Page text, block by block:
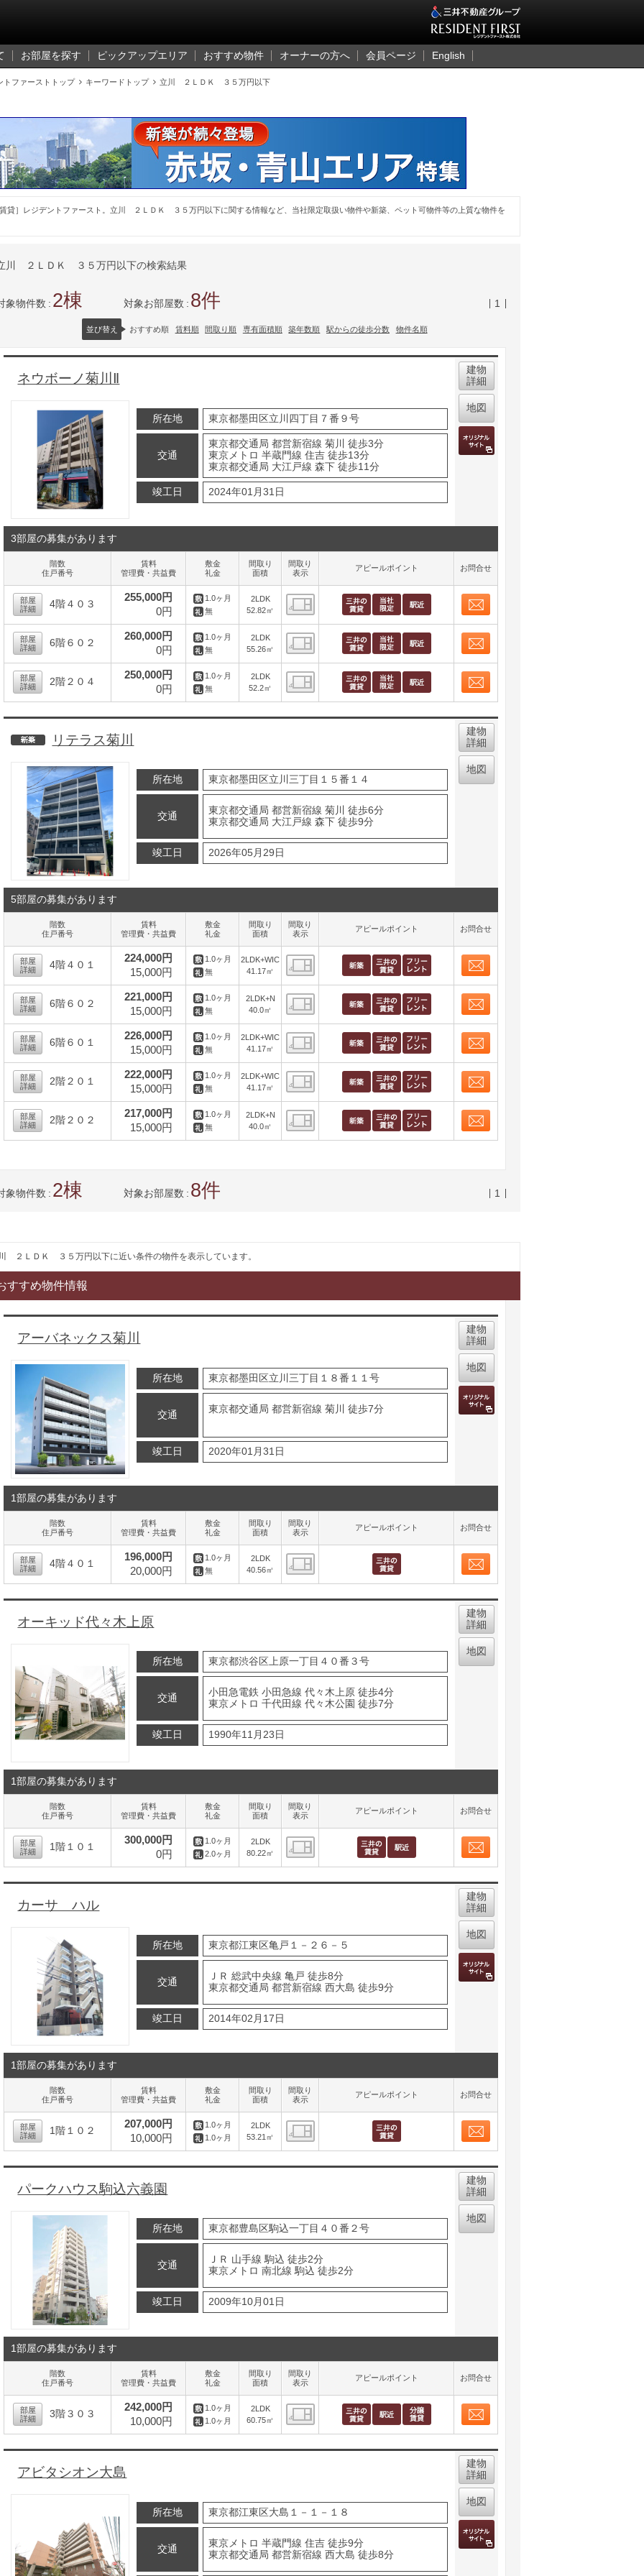
お部屋を探す ピックアップエリア おすすめ物件 オーナーの方へ 会員ページ English
トファーストトップ  キーワードトップ  立川 ２ＬＤＫ ３５万円以下
貸］レジデントファースト。立川 ２ＬＤＫ ３５万円以下に関する情報など、当社限定取扱い物件や新築、ペット可物件等の上質な物件を
川 ２ＬＤＫ ３５万円以下の検索結果
象物件数 2 対象お部屋数 8 1
並び替え おすすめ順 賃料順 間取り順 専有面積順 築年数順 駅からの徒歩分数 物件名順
ネウボーノ菊川Ⅱ
所在地 東京都墨田区立川四丁目７番９号
交通
東京都交通局 都営新宿線 菊川 徒歩3分
東京メトロ 半蔵門線 住吉 徒歩13分
東京都交通局 大江戸線 森下 徒歩11分
竣工日 2024年01月31日
建物
詳細
地図
3部屋の募集があります
階数
住戸番号
賃料
管理費・共益費
敷金
礼金
間取り
面積
間取り
表示
アピールポイント お問合せ
部屋
詳細
4階４０３
255,000円
0円
1.0ヶ月
無
2LDK
52.82㎡
間取り表示
部屋
詳細
6階６０２
260,000円
0円
1.0ヶ月
無
2LDK
55.26㎡
間取り表示
部屋
詳細
2階２０４
250,000円
0円
1.0ヶ月
無
2LDK
52.2㎡
間取り表示
新築
リテラス菊川
所在地 東京都墨田区立川三丁目１５番１４
交通
東京都交通局 都営新宿線 菊川 徒歩6分
東京都交通局 大江戸線 森下 徒歩9分
竣工日 2026年05月29日
建物
詳細
地図
5部屋の募集があります
階数
住戸番号
賃料
管理費・共益費
敷金
礼金
間取り
面積
間取り
表示
アピールポイント お問合せ
部屋
詳細
4階４０１
224,000円
15,000円
1.0ヶ月
無
2LDK+WIC
41.17㎡
間取り表示
部屋
詳細
6階６０２
221,000円
15,000円
1.0ヶ月
無
2LDK+N
40.0㎡
間取り表示
部屋
詳細
6階６０１
226,000円
15,000円
1.0ヶ月
無
2LDK+WIC
41.17㎡
間取り表示
部屋
詳細
2階２０１
222,000円
15,000円
1.0ヶ月
無
2LDK+WIC
41.17㎡
間取り表示
部屋
詳細
2階２０２
217,000円
15,000円
1.0ヶ月
無
2LDK+N
40.0㎡
間取り表示
象物件数 2 対象お部屋数 8 1
２ＬＤＫ ３５万円以下に近い条件の物件を表示しています。
すすめ物件情報
アーバネックス菊川
所在地 東京都墨田区立川三丁目１８番１１号
交通
東京都交通局 都営新宿線 菊川 徒歩7分
竣工日 2020年01月31日
建物
詳細
地図
1部屋の募集があります
階数
住戸番号
賃料
管理費・共益費
敷金
礼金
間取り
面積
間取り
表示
アピールポイント お問合せ
部屋
詳細
4階４０１
196,000円
20,000円
1.0ヶ月
無
2LDK
40.56㎡
間取り表示
オーキッド代々木上原
所在地 東京都渋谷区上原一丁目４０番３号
交通
小田急電鉄 小田急線 代々木上原 徒歩4分
東京メトロ 千代田線 代々木公園 徒歩7分
竣工日 1990年11月23日
建物
詳細
地図
1部屋の募集があります
階数
住戸番号
賃料
管理費・共益費
敷金
礼金
間取り
面積
間取り
表示
アピールポイント お問合せ
部屋
詳細
1階１０１
300,000円
0円
1.0ヶ月
2.0ヶ月
2LDK
80.22㎡
間取り表示
カーサ ハル
所在地 東京都江東区亀戸１－２６－５
交通
ＪＲ 総武中央線 亀戸 徒歩8分
東京都交通局 都営新宿線 西大島 徒歩9分
竣工日 2014年02月17日
建物
詳細
地図
1部屋の募集があります
階数
住戸番号
賃料
管理費・共益費
敷金
礼金
間取り
面積
間取り
表示
アピールポイント お問合せ
部屋
詳細
1階１０２
207,000円
10,000円
1.0ヶ月
1.0ヶ月
2LDK
53.21㎡
間取り表示
パークハウス駒込六義園
所在地 東京都豊島区駒込一丁目４０番２号
交通
ＪＲ 山手線 駒込 徒歩2分
東京メトロ 南北線 駒込 徒歩2分
竣工日 2009年10月01日
建物
詳細
地図
1部屋の募集があります
階数
住戸番号
賃料
管理費・共益費
敷金
礼金
間取り
面積
間取り
表示
アピールポイント お問合せ
部屋
詳細
3階３０３
242,000円
10,000円
1.0ヶ月
1.0ヶ月
2LDK
60.75㎡
間取り表示
アビタシオン大島
所在地 東京都江東区大島１－１－１８
交通
東京メトロ 半蔵門線 住吉 徒歩9分
東京都交通局 都営新宿線 西大島 徒歩8分
建物
詳細
地図